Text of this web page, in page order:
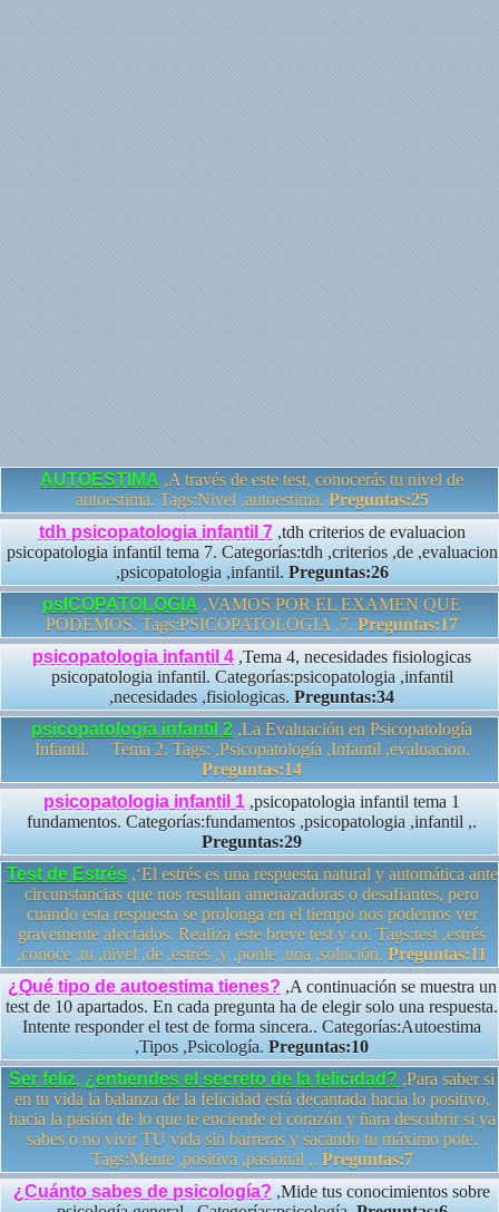
AUTOESTIMA ,A través de este test, conocerás tu nivel de
autoestima. Tags:Nivel ,autoestima. Preguntas:25
tdh psicopatologia infantil 7,tdh criterios de evaluacion
psicopatologia infantil tema 7. Categorías:tdh ,criterios ,de ,evaluacion
,psicopatologia ,infantil. Preguntas:26
psICOPATOLOGIA ,VAMOS POR EL EXAMEN QUE
PODEMOS. Tags:PSICOPATOLOGIA ,7. Preguntas:17
psicopatologia infantil 4 ,Tema 4, necesidades fisiologicas
psicopatologia infantil. Categorías:psicopatologia ,infantil
,necesidades ,fisiologicas. Preguntas:34
psicopatologia infantil 2 ,La Evaluación en Psicopatología
Infantil. Tema 2. Tags: ,Psicopatología ,Infantil ,evaluacion.
Preguntas:14
psicopatologia infantil 1 ,psicopatologia infantil tema 1
fundamentos. Categorías:fundamentos ,psicopatologia ,infantil ,.
Preguntas:29
Test de Estrés,‘El estrés es una respuesta natural y automática ante
circunstancias que nos resultan amenazadoras o desafiantes, pero
cuando esta respuesta se prolonga en el tiempo nos podemos ver
gravemente afectados. Realiza este breve test y co. Tags:test ,estrés
,conoce ,tu ,nivel ,de ,estrés ,y ,ponle ,una ,solución. Preguntas:11
¿Qué tipo de autoestima tienes? ,A continuación se muestra un
test de 10 apartados. En cada pregunta ha de elegir solo una respuesta.
Intente responder el test de forma sincera.. Categorías:Autoestima
,Tipos ,Psicología. Preguntas:10
Ser feliz, ¿entiendes el secreto de la felicidad? ,Para saber si
en tu vida la balanza de la felicidad está decantada hacia lo positivo,
hacia la pasión de lo que te enciende el corazón y ñara descubrir si ya
sabes o no vivir TU vida sin barreras y sacando tu máximo pote.
Tags:Mente ,positiva ,pasional ,. Preguntas:7
¿Cuánto sabes de psicología? ,Mide tus conocimientos sobre